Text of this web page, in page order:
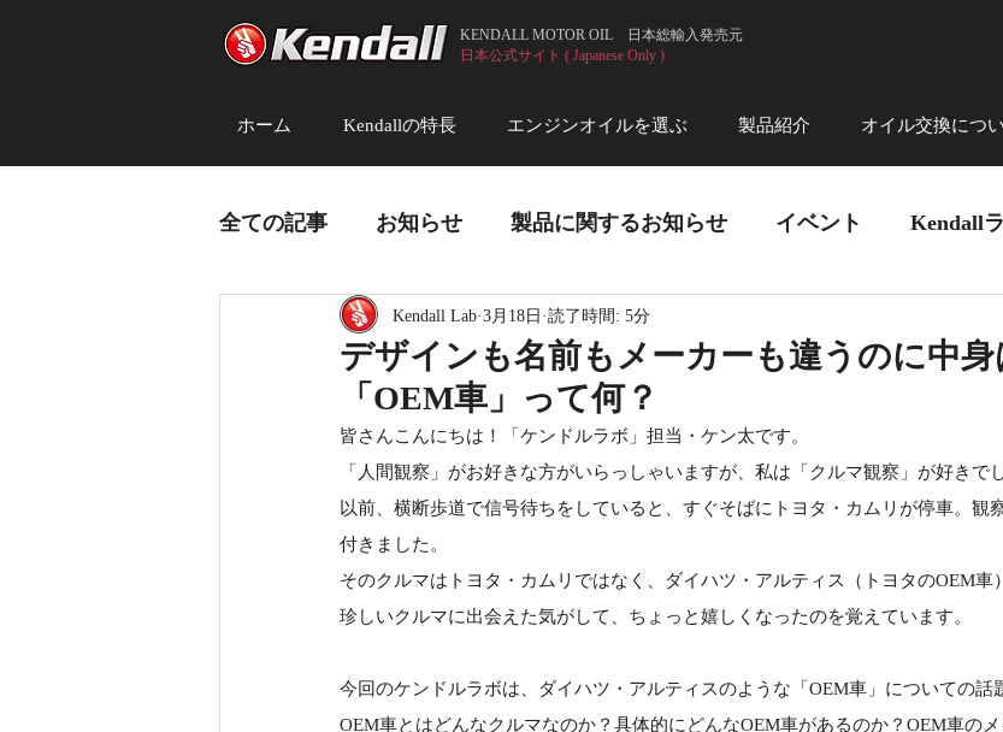
KENDALL MOTOR OIL 日本総輸入発売元
日本公式サイト ( Japanese Only )
ホーム Kendallの特長 エンジンオイルを選ぶ 製品紹介 オイル交換につ
全ての記事 お知らせ 製品に関するお知らせ イベント Kendall
デザインも名前もメーカーも違うのに中身
「OEM車」って何？
Kendall Lab 3月18日 読了時間: 5分
皆さんこんにちは！「ケンドルラボ」担当・ケン太です。
「人間観察」がお好きな方がいらっしゃいますが、私は「クルマ観察」が好きで
以前、横断歩道で信号待ちをしていると、すぐそばにトヨタ・カムリが停車。観
付きました。
そのクルマはトヨタ・カムリではなく、ダイハツ・アルティス（トヨタのOEM車
珍しいクルマに出会えた気がして、ちょっと嬉しくなったのを覚えています。
今回のケンドルラボは、ダイハツ・アルティスのような「OEM車」についての話
OEM車とはどんなクルマなのか？具体的にどんなOEM車があるのか？OEM車の